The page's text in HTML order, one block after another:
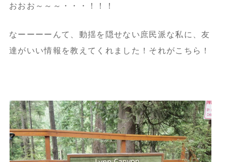
おおお～～～・・・！！！
なーーーーんて、動揺を隠せない庶民派な私に、友
達がいい情報を教えてくれました！ それがこちら！